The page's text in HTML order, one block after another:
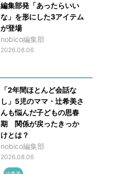
編集部発「あったらいい
な」を形にした3アイテム
が登場
nobico編集部
2026.08.06
「2年間ほとんど会話な
し」5児のママ・辻希美さ
んも悩んだ子どもの思春
期 関係が戻ったきっか
けとは？
nobico編集部
2026.08.06